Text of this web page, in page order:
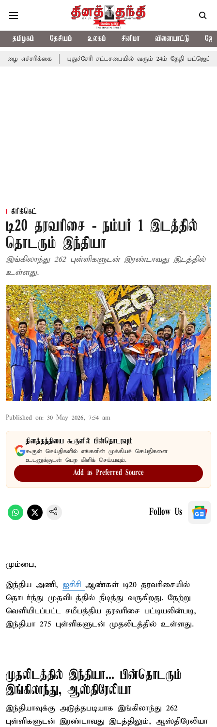
தமிழகம் தேசியம் உலகம் சினிமா விளையாட்டு
புதுச்சேரி சட்டசபையில் வரும் 24ம் தேதி பட்ஜெட் தாக்கல்
கிரிக்கெட்
டி20 தரவரிசை - நம்பர் 1 இடத்தில்
தொடரும் இந்தியா
இங்கிலாந்து 262 புள்ளிகளுடன் இரண்டாவது இடத்தில்
உள்ளது.
Published on: 30 May 2026, 7:54 am
தினத்தந்தியை கூகுளில் பின்தொடரவும்
கூகுள் செய்திகளில் எங்களின் முக்கியச் செய்திகளை
உடனுக்குடன் பெற கிளிக் செய்யவும்.
Add as Preferred Source
Follow Us
மும்பை,
இந்திய அணி, ஐசிசி ஆண்கள் டி20 தரவரிசையில்
தொடர்ந்து முதலிடத்தில் நீடித்து வருகிறது. நேற்று
வெளியிடப்பட்ட சமீபத்திய தரவரிசை பட்டியலின்படி,
இந்தியா 275 புள்ளிகளுடன் முதலிடத்தில் உள்ளது.
முதலிடத்தில் இந்தியா... பின்தொடரும்
இங்கிலாந்து, ஆஸ்திரேலியா
இந்தியாவுக்கு அடுத்தபடியாக இங்கிலாந்து 262
புள்ளிகளுடன் இரண்டாவது இடத்திலும், ஆஸ்திரேலியா